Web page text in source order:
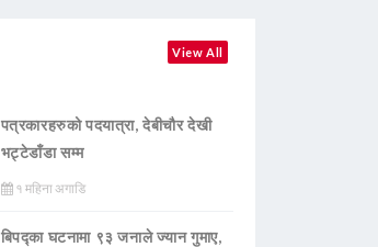
View All
पत्रकारहरुको पदयात्रा, देबीचौर देखी
भट्टेडाँडा सम्म
१ महिना अगाडि
बिपद्का घटनामा ९३ जनाले ज्यान गुमाए,